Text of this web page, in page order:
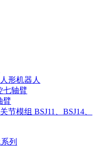
形机器人
七轴臂
臂
节模组 BSJ11、BSJ14、
列